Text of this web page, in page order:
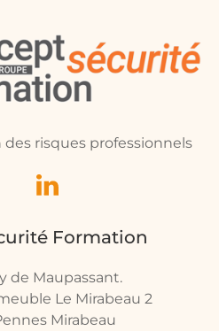
risques professionnels
Formation
de Maupassant.
Le Mirabeau 2
Mirabeau